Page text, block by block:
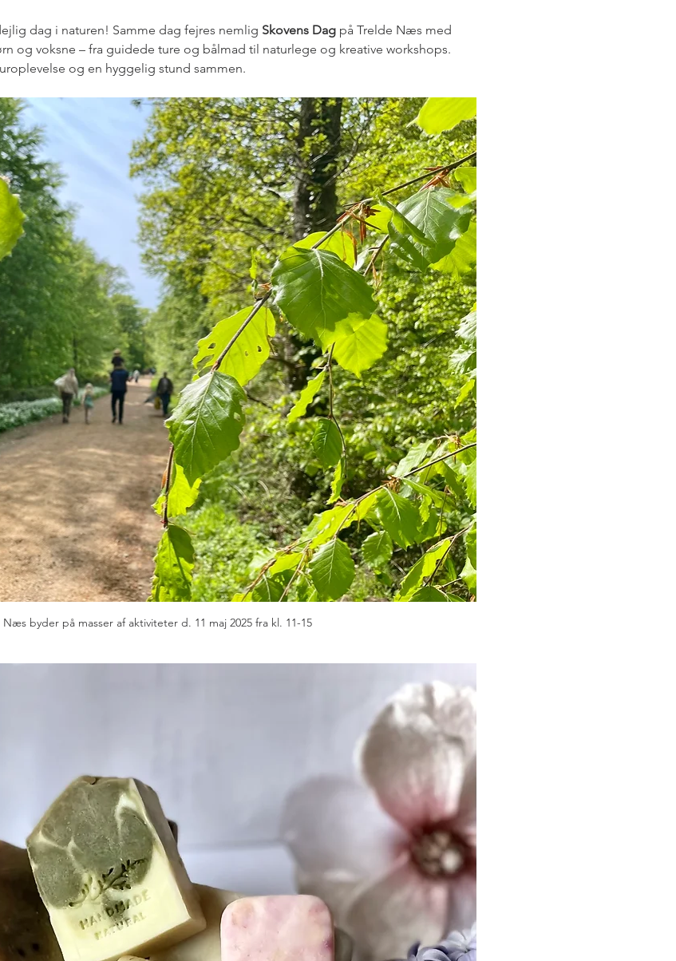
dag i naturen! Samme dag fejres nemlig Skovens Dag på Trelde Næs med
og voksne – fra guidede ture og bålmad til naturlege og kreative workshops.
og en hyggelig stund sammen.
byder på masser af aktiviteter d. 11 maj 2025 fra kl. 11-15